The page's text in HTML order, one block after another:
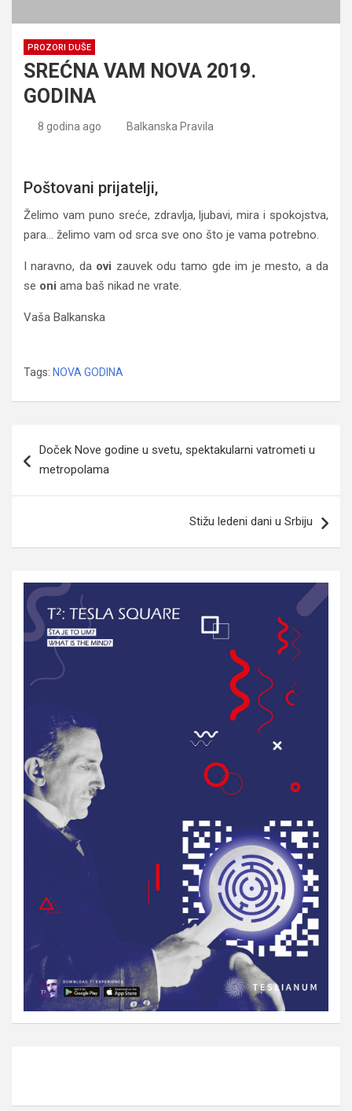
PROZORI DUŠE
SREĆNA VAM NOVA 2019.
GODINA
8 godina ago Balkanska Pravila
Poštovani prijatelji,
Želimo vam puno sreće, zdravlja, ljubavi, mira i spokojstva,
para… želimo vam od srca sve ono što je vama potrebno.
I naravno, da ovi zauvek odu tamo gde im je mesto, a da
se oni ama baš nikad ne vrate.
Vaša Balkanska
Tags: NOVA GODINA
članaka
Doček Nove godine u svetu, spektakularni vatrometi u
metropolama
Stižu ledeni dani u Srbiju